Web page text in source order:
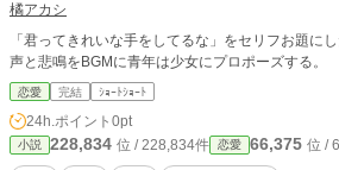
橘アカシ
「君ってきれいな手をしてるな」をセリフお題に
声と悲鳴をBGMに青年は少女にプロポーズする。
恋愛 完結 ｼｮｰﾄｼｮｰﾄ
24h.ポイント 0pt
小説 228,834 位 / 228,834件 恋愛 66,375 位 /